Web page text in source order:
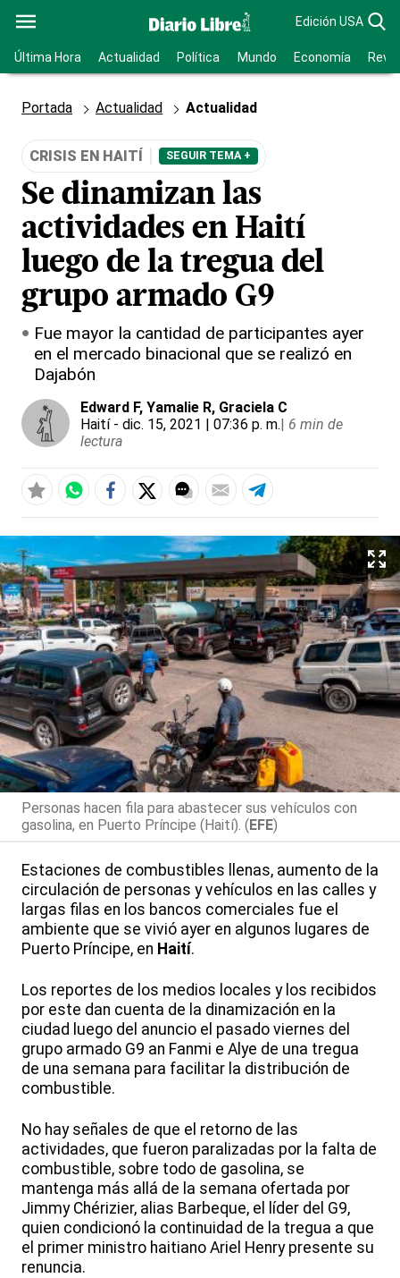
Edición USA
Última Hora Actualidad Política Mundo Economía
Portada Actualidad Actualidad
CRISIS EN HAITÍ SEGUIR TEMA +
Se dinamizan las
actividades en Haití
luego de la tregua del
grupo armado G9
Fue mayor la cantidad de participantes ayer
en el mercado binacional que se realizó en
Dajabón
Edward F, Yamalie R, Graciela C
Haití- dic. 15, 2021 | 07:36 p. m.| 6 min de
lectura
Personas hacen fila para abastecer sus vehículos con
gasolina, en Puerto Príncipe (Haití). (EFE)
Estaciones de combustibles llenas, aumento de la
circulación de personas y vehículos en las calles y
largas filas en los bancos comerciales fue el
ambiente que se vivió ayer en algunos lugares de
Puerto Príncipe, en Haití.
Los reportes de los medios locales y los recibidos
por este dan cuenta de la dinamización en la
ciudad luego del anuncio el pasado viernes del
grupo armado G9 an Fanmi e Alye de una tregua
de una semana para facilitar la distribución de
combustible.
No hay señales de que el retorno de las
actividades, que fueron paralizadas por la falta de
combustible, sobre todo de gasolina, se
mantenga más allá de la semana ofertada por
Jimmy Chérizier, alias Barbeque, el líder del G9,
quien condicionó la continuidad de la tregua a que
el primer ministro haitiano Ariel Henry presente su
renuncia.